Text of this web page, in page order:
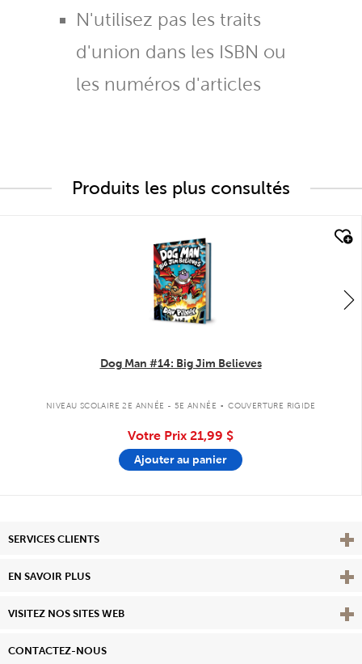
N'utilisez pas les traits
d'union dans les ISBN ou
les numéros d'articles
Produits les plus consultés
Dog Man #14: Big Jim Believes
NIVEAU SCOLAIRE 2E ANNÉE - 5E ANNÉE . COUVERTURE RIGIDE
Votre Prix 21,99 $
Ajouter au panier
SERVICES CLIENTS
EN SAVOIR PLUS View
VISITEZ NOS SITES WEB
CONTACTEZ-NOUS